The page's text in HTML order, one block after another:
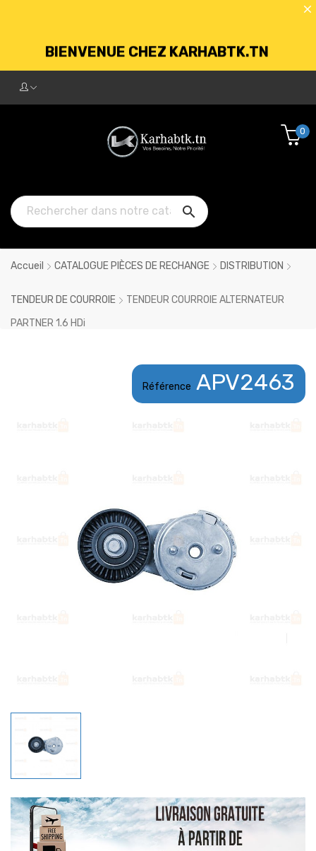

0
Accueil CATALOGUE PIÈCES DE RECHANGE DISTRIBUTION
TENDEUR DE COURROIE
TENDEUR COURROIE ALTERNATEUR
PARTNER 1.6 HDi
Référence APV2463